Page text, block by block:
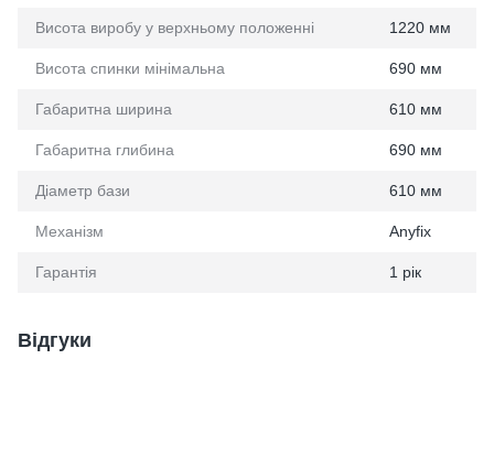
Висота виробу у верхньому положенні 1220 мм
Висота спинки мінімальна 690 мм
Габаритна ширина 610 мм
Габаритна глибина 690 мм
Діаметр бази 610 мм
Механізм Anyfix
Гарантія 1 рік
Відгуки